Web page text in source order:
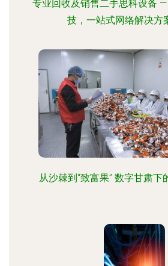
专业回收及销售二手思科设备
技，一站式网络解决方
从沙棘到“致富果” 数字甘肃下